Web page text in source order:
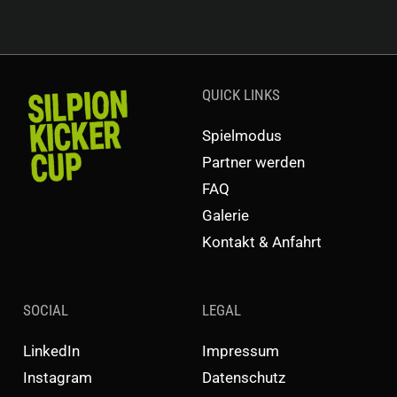
QUICK LINKS
Spielmodus
Partner werden
FAQ
Galerie
Kontakt & Anfahrt
SOCIAL
LinkedIn
Instagram
LEGAL
Impressum
Datenschutz